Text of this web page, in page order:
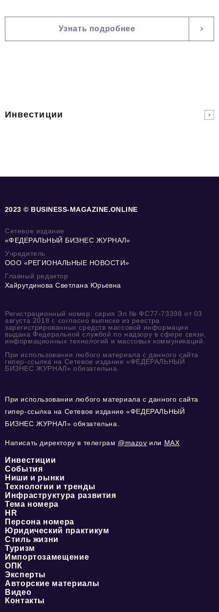
Узнать подробнее
Инвестиции
2023 © BUSINESS-MAGAZINE.ONLINE
Сетевое издание
«ФЕДЕРАЛЬНЫЙ БИЗНЕС ЖУРНАЛ»
Учредитель
ООО «РЕГИОНАЛЬНЫЕ НОВОСТИ»
Главный редактор
Хайрутдинова Светлана Юрьевна
Регистрационный номер: серия Эл № ФС77-73398 от 03
августа 2018 г. согласно выписке из реестра
зарегистрированных средств массовой информации
выдана Федеральной службой по надзору в сфере связи,
информационных технологий и массовых коммуникаций.
При использовании любого материала с данного сайта
гипер-ссылка на Сетевое издание «ФЕДЕРАЛЬНЫЙ
БИЗНЕС ЖУРНАЛ» обязательна.
При использовании любого материала с данного сайта
гипер-ссылка на Сетевое издание «ФЕДЕРАЛЬНЫЙ
БИЗНЕС ЖУРНАЛ» обязательна.
Написать директору в телеграм @mazov или MAX
Инвестиции
События
Ниши и рынки
Технологии и тренды
Инфраструктура развития
Тема номера
HR
Персона номера
Юридический практикум
Стиль жизни
Туризм
Импортозамещение
ОПК
Эксперты
Авторские материалы
Видео
Контакты